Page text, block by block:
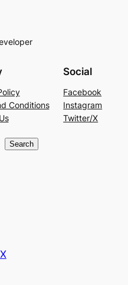
Conditions
Social
Facebook
Instagram
Twitter/X
Search